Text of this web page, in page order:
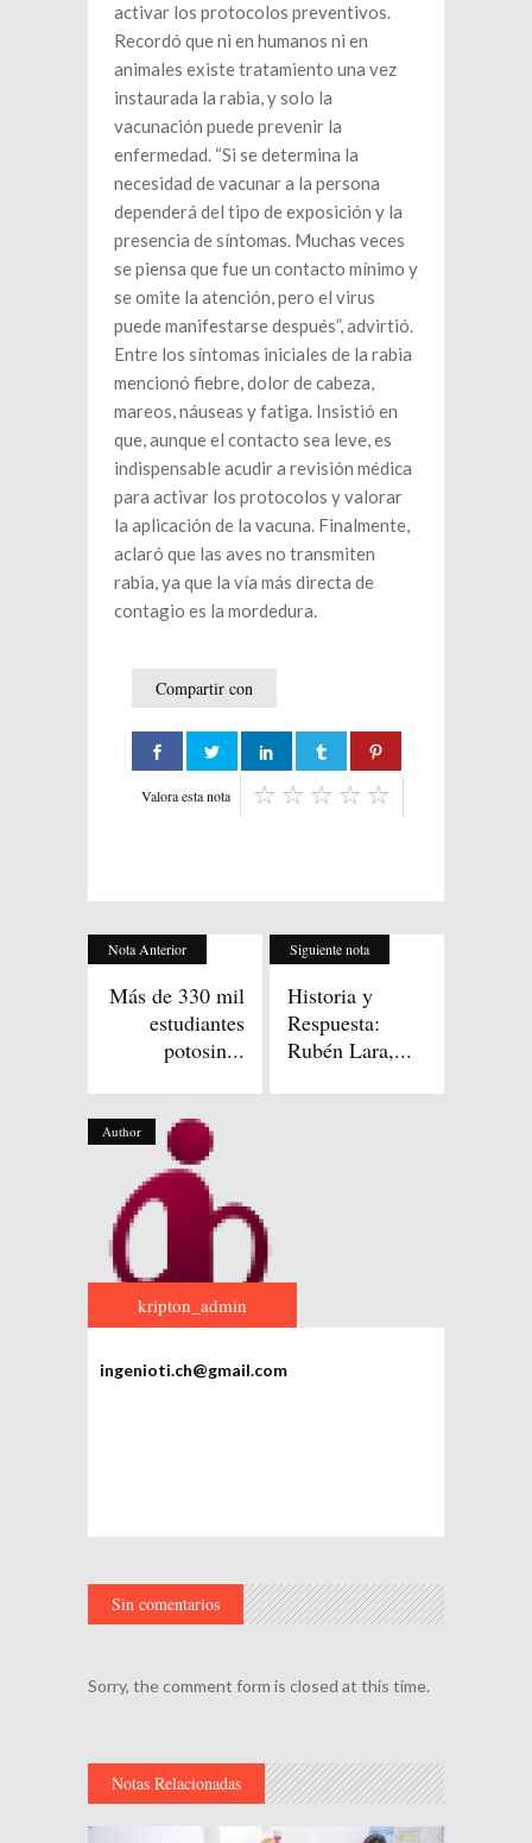
activar los protocolos preventivos.
Recordó que ni en humanos ni en
animales existe tratamiento una vez
instaurada la rabia, y solo la
vacunación puede prevenir la
enfermedad. “Si se determina la
necesidad de vacunar a la persona
dependerá del tipo de exposición y la
presencia de síntomas. Muchas veces
se piensa que fue un contacto mínimo y
se omite la atención, pero el virus
puede manifestarse después”, advirtió.
Entre los síntomas iniciales de la rabia
mencionó fiebre, dolor de cabeza,
mareos, náuseas y fatiga. Insistió en
que, aunque el contacto sea leve, es
indispensable acudir a revisión médica
para activar los protocolos y valorar
la aplicación de la vacuna. Finalmente,
aclaró que las aves no transmiten
rabia, ya que la vía más directa de
contagio es la mordedura.
Compartir con
Valora esta nota
Nota Anterior
Más de 330 mil
estudiantes
potosin...
Siguiente nota
Historia y
Respuesta:
Rubén Lara,...
Author
kripton_admin
ingenioti.ch@gmail.com
Sin comentarios
Sorry, the comment form is closed at this time.
Notas Relacionadas